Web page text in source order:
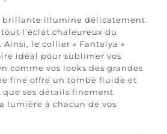
brillante illumine délicatement
l’éclat chaleureux du
Ainsi, le collier « Fantalya »
idéal pour sublimer vos
comme vos looks des grandes
fine offre un tombé fluide et
ses détails finement
lumière à chacun de vos